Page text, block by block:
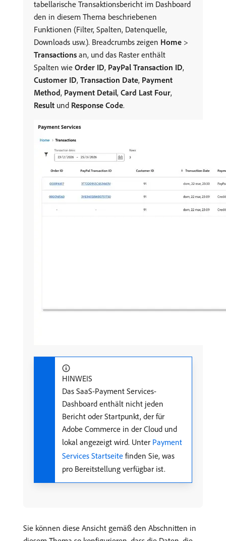
tabellarische Transaktionsbericht im Dashboard
den in diesem Thema beschriebenen
Funktionen (Filter, Spalten, Datenquelle,
Downloads usw.). Breadcrumbs zeigen Home >
Transactions an, und das Raster enthält
Spalten wie Order ID, PayPal Transaction ID,
Customer ID, Transaction Date, Payment
Method, Payment Detail, Card Last Four,
Result und Response Code.
HINWEIS
Das SaaS-Payment Services-
Dashboard enthält nicht jeden
Bericht oder Startpunkt, der für
Adobe Commerce in der Cloud und
lokal angezeigt wird. Unter Payment
Services Startseite finden Sie, was
pro Bereitstellung verfügbar ist.
Sie können diese Ansicht gemäß den Abschnitten in